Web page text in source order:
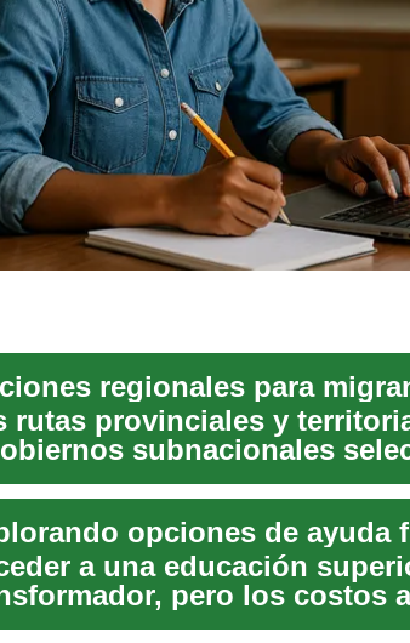
rutas provinciales y
subnacionales
a una educación
pero los costos
...